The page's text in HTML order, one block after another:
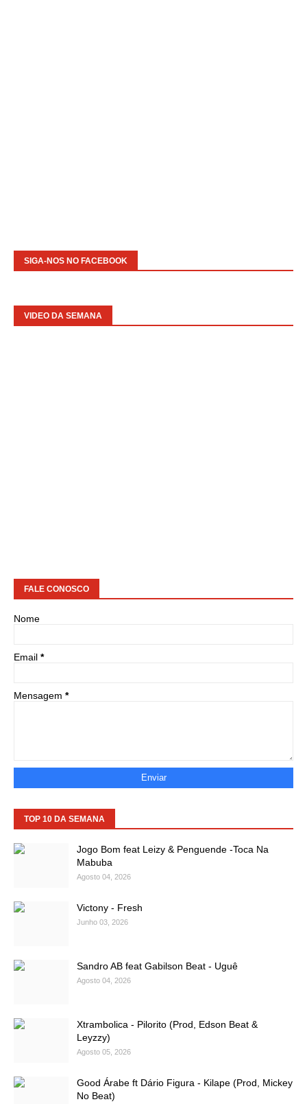
SIGA-NOS NO FACEBOOK
VIDEO DA SEMANA
FALE CONOSCO
Nome
Email *
Mensagem *
TOP 10 DA SEMANA
Jogo Bom feat Leizy & Penguende -Toca Na
Mabuba
Agosto 04, 2026
Victony - Fresh
Junho 03, 2026
Sandro AB feat Gabilson Beat - Uguê
Agosto 04, 2026
Xtrambolica - Pilorito (Prod, Edson Beat &
Leyzzy)
Agosto 05, 2026
Good Árabe ft Dário Figura - Kilape (Prod, Mickey
No Beat)